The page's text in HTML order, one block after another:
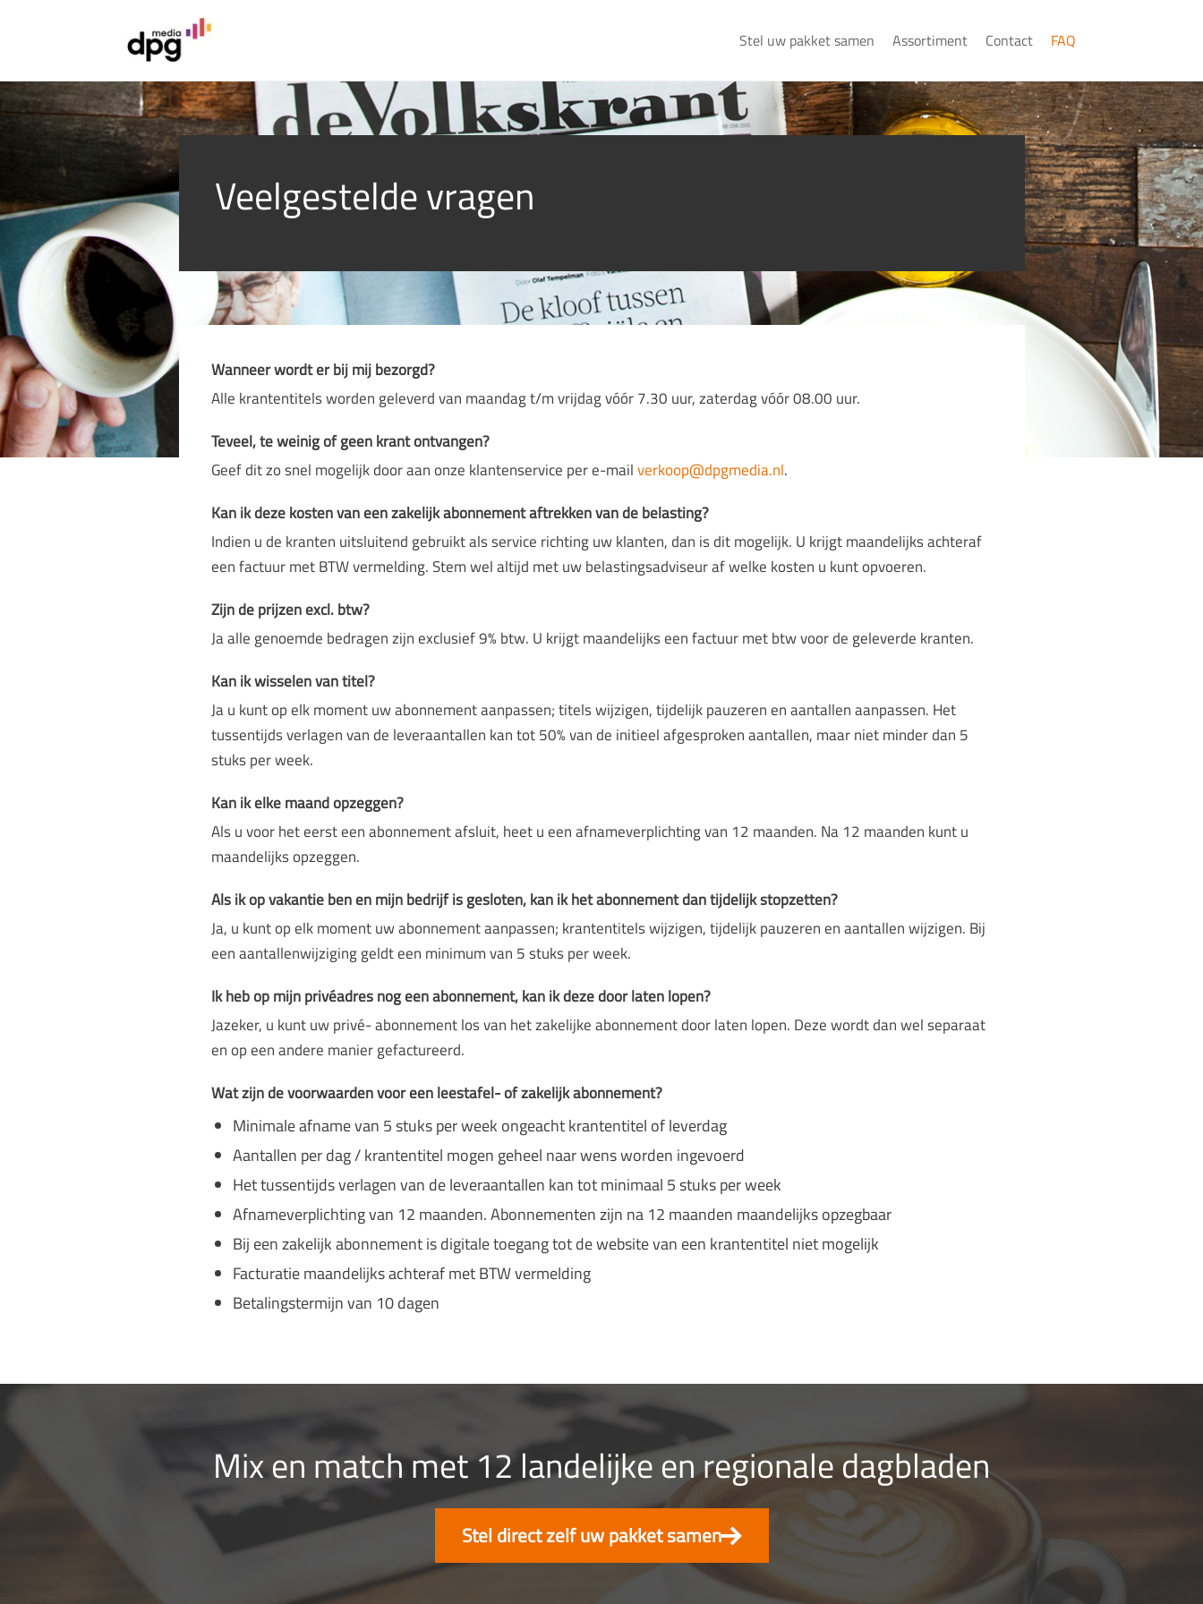
Stel uw pakket samen Assortiment Contact FAQ
Veelgestelde vragen
Wanneer wordt er bij mij bezorgd?
Alle krantentitels worden geleverd van maandag t/m vrijdag vóór 7.30 uur, zaterdag vóór 08.00 uur.
Teveel, te weinig of geen krant ontvangen?
Geef dit zo snel mogelijk door aan onze klantenservice per e-mailverkoop@dpgmedia.nl.
Kan ik deze kosten van een zakelijk abonnement aftrekken van de belasting?
Indien u de kranten uitsluitend gebruikt als service richting uw klanten, dan is dit mogelijk. U krijgt maandelijks achteraf
een factuur met BTW vermelding. Stem wel altijd met uw belastingsadviseur af welke kosten u kunt opvoeren.
Zijn de prijzen excl. btw?
Ja alle genoemde bedragen zijn exclusief 9% btw. U krijgt maandelijks een factuur met btw voor de geleverde kranten.
Kan ik wisselen van titel?
Ja u kunt op elk moment uw abonnement aanpassen; titels wijzigen, tijdelijk pauzeren en aantallen aanpassen. Het
tussentijds verlagen van de leveraantallen kan tot 50% van de initieel afgesproken aantallen, maar niet minder dan 5
stuks per week.
Kan ik elke maand opzeggen?
Als u voor het eerst een abonnement afsluit, heet u een afnameverplichting van 12 maanden. Na 12 maanden kunt u
maandelijks opzeggen.
Als ik op vakantie ben en mijn bedrijf is gesloten, kan ik het abonnement dan tijdelijk stopzetten?
Ja, u kunt op elk moment uw abonnement aanpassen; krantentitels wijzigen, tijdelijk pauzeren en aantallen wijzigen. Bij
een aantallenwijziging geldt een minimum van 5 stuks per week.
Ik heb op mijn privéadres nog een abonnement, kan ik deze door laten lopen?
Jazeker, u kunt uw privé- abonnement los van het zakelijke abonnement door laten lopen. Deze wordt dan wel separaat
en op een andere manier gefactureerd.
Wat zijn de voorwaarden voor een leestafel- of zakelijk abonnement?
Minimale afname van 5 stuks per week ongeacht krantentitel of leverdag
Aantallen per dag / krantentitel mogen geheel naar wens worden ingevoerd
Het tussentijds verlagen van de leveraantallen kan tot minimaal 5 stuks per week
Afnameverplichting van 12 maanden. Abonnementen zijn na 12 maanden maandelijks opzegbaar
Bij een zakelijk abonnement is digitale toegang tot de website van een krantentitel niet mogelijk
Facturatie maandelijks achteraf met BTW vermelding
Betalingstermijn van 10 dagen
Mix en match met 12 landelijke en regionale dagbladen
Stel direct zelf uw pakket samen